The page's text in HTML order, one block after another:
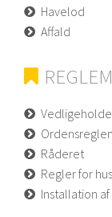
Havelod
Affald
Råderet
Regler for
Installation